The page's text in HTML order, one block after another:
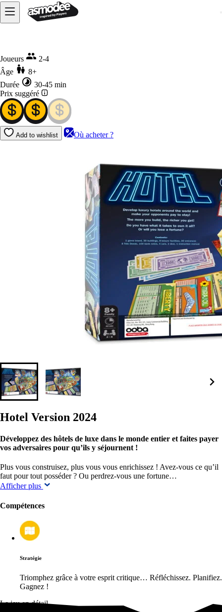
Joueurs
2-4
Âge
8+
Durée
30-45 min
Prix suggéré
Add to wishlist Où acheter ?
Hotel Version 2024
Développez des hôtels de luxe dans le monde entier et faites payer
vos adversaires pour qu’ils y séjournent !
Plus vous construisez, plus vous vous enrichissez ! Avez-vous ce qu’il
faut pour tout posséder ? Ou perdrez-vous une fortune…
Afficher plus
Compétences
Stratégie
Triomphez grâce à votre esprit critique… Réfléchissez. Planifiez.
Gagnez !
Le jeu en détail